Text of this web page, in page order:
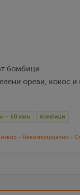
бомбици
ореви, кокос и
– 60 мин бомбици
- Некомерцијално -